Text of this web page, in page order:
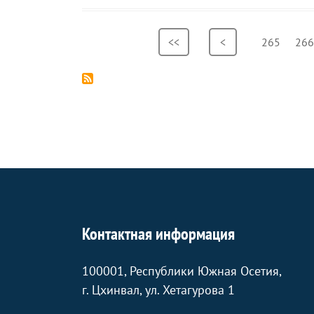
НумерацияПервая
<<
Предыдущая
< Страница
265 266
Контактная информация
100001, Республики Южная Осетия,
г. Цхинвал, ул. Хетагурова 1